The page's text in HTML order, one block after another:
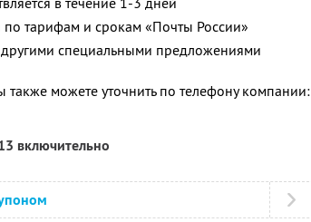
по тарифам и срокам «Почты России»
другими специальными предложениями
можете уточнить по телефону компании:
включительно